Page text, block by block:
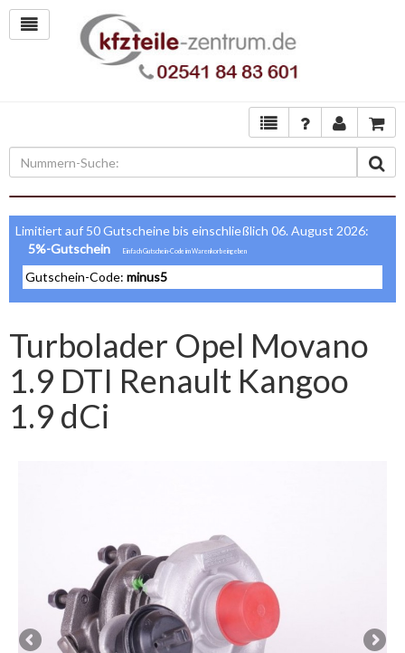
Limitiert auf 50 Gutscheine bis einschließlich 06. August 2026:
5%-Gutschein
Gutschein-Code: minus5
Turbolader Opel Movano
1.9 DTI Renault Kangoo
1.9 dCi